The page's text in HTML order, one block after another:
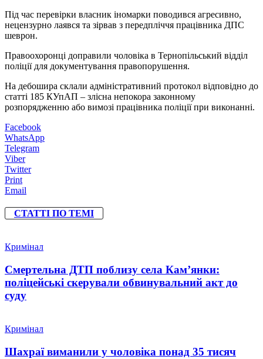
Під час перевірки власник іномарки поводився агресивно,
нецензурно лаявся та зірвав з передпліччя працівника ДПС
шеврон.
Правоохоронці доправили чоловіка в Тернопільський відділ
поліції для документування правопорушення.
На дебошира склали адміністративний протокол відповідно до
статті 185 КУпАП – злісна непокора законному
розпорядженню або вимозі працівника поліції при виконанні.
Facebook
WhatsApp
Telegram
Viber
Twitter
Print
Email
СТАТТІ ПО ТЕМІ
Кримінал
Смертельна ДТП поблизу села Кам’янки:
поліцейські скерували обвинувальний акт до
суду
Кримінал
Шахраї виманили у чоловіка понад 35 тисяч